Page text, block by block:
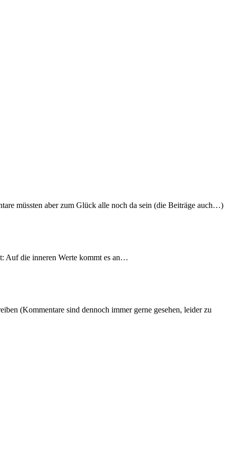
müssten aber zum Glück alle noch da sein (die Beiträge auch…)
Auf die inneren Werte kommt es an…
(Kommentare sind dennoch immer gerne gesehen, leider zu